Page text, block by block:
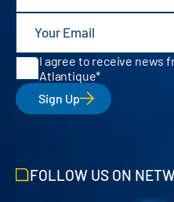
I agree to receive news
Atlantique
Sign Up
FOLLOW US ON